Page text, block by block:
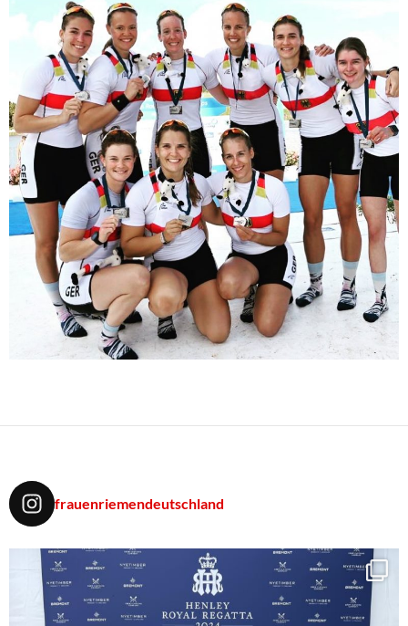
frauenriemendeutschland